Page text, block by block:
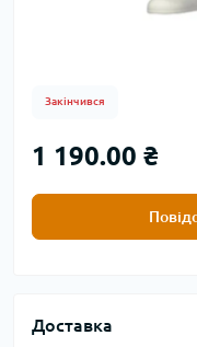
Закінчився
1 190.00 ₴
Доставка